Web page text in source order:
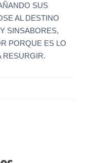
SUS
AL DESTINO
SINSABORES,
PORQUE ES LO
RESURGIR.